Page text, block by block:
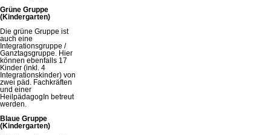
Grüne Gruppe
(Kindergarten)
Die grüne Gruppe ist
auch eine
Integrationsgruppe /
Ganztagsgruppe. Hier
können ebenfalls 17
Kinder (inkl. 4
Integrationskinder) von
zwei päd. Fachkräften
und einer
HeilpädagogIn betreut
werden.
Blaue Gruppe
(Kindergarten)